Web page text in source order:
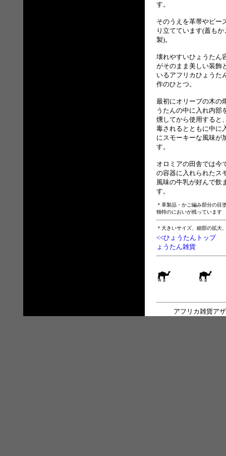
す。
そのうえを革帯やビー
り立てています(蓋もか
製)。
壊れやすいひょうたん
がそのまま美しい装飾
いるアフリカひょうた
作のひとつ。
最初にオリーブの木の
うたんの中に入れ内部
燻してから使用すると
毒されるとともに中に
にスモーキーな風味が
す。
オロミアの田舎では今
の容器に入れられたス
風味の牛乳が好んで飲
す。
＊革製品・かご編み部分の目
独特のにおいが残っています
＊大きいサイズ、細部の拡大
<<ひょうたんトップ
ょうたん雑貨
アフリカ雑貨ア